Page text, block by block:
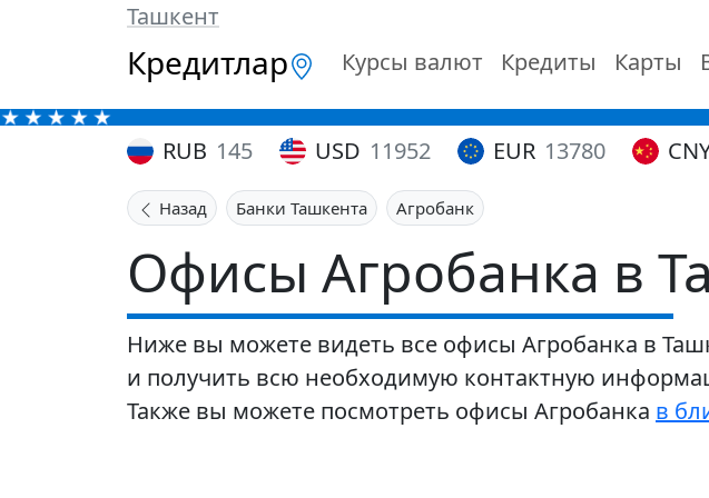
Ташкент
Кредитлар Курсы валют Кредиты Карты
RUB 145 USD 11952 EUR 13780
Назад Банки Ташкента Агробанк
Офисы Агробанка в
Ниже вы можете видеть все офисы Агробанка в
и получить всю необходимую контактную
Также вы можете посмотреть офисы Агробанка в